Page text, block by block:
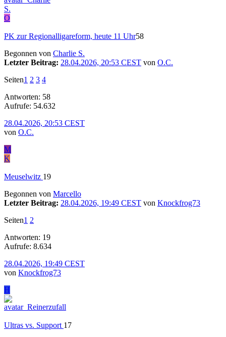
O
PK zur Regionalligareform, heute 11 Uhr58
Begonnen von Charlie S.
Letzter Beitrag: 28.04.2026, 20:53 CEST von O.C.
Seiten1 2 3 4
Antworten: 58
Aufrufe: 54.632
28.04.2026, 20:53 CEST
von O.C.
M
K
Meuselwitz 19
Begonnen von Marcello
Letzter Beitrag: 28.04.2026, 19:49 CEST von Knockfrog73
Seiten1 2
Antworten: 19
Aufrufe: 8.634
28.04.2026, 19:49 CEST
von Knockfrog73
H
Ultras vs. Support 17